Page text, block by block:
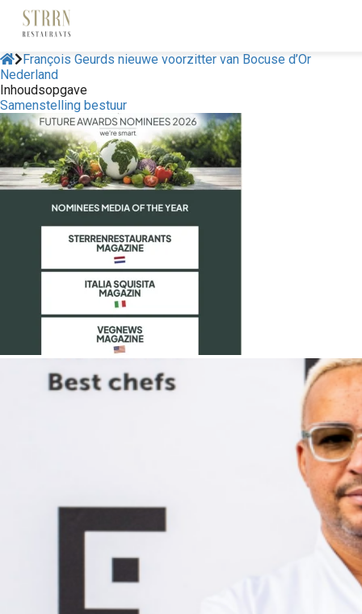
François Geurds nieuwe voorzitter van Bocuse d’Or
Nederland
Inhoudsopgave
Samenstelling bestuur